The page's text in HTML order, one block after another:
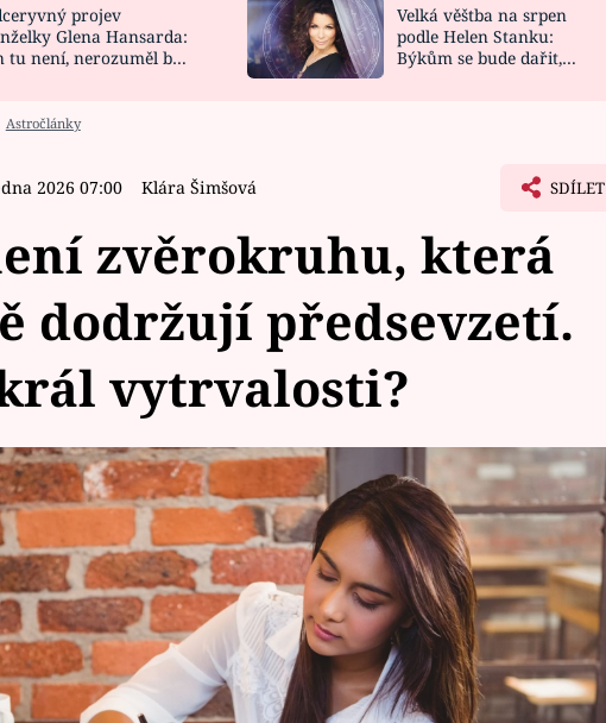
CELEBRITY
VAŘENÍ
NOVINKY
VIDEORECEPTY
projev
Glena Hansarda:
tu není, nerozuměl by
Velká věštba na srpen
podle Helen Stanku:
Býkům se bude dařit,
Astročlánky
2026 07:00 Klára Šimšová SDÍLET
zvěrokruhu, která
dodržují předsevzetí.
vytrvalosti?